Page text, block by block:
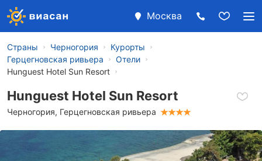
Москва
Страны Черногория
Курорты
Герцегновская ривьера
Отели
Hunguest Hotel Sun Resort
Hunguest Hotel Sun Resort
Черногория, Герцегновская ривьера